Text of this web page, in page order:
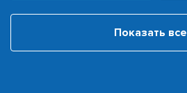
Показать все